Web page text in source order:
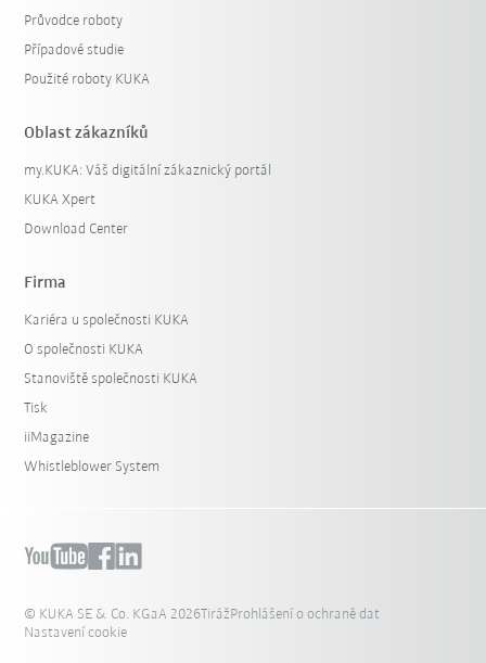
Průvodce roboty
Případové studie
Použité roboty KUKA
Oblast zákazníků
my.KUKA: Váš digitální zákaznický portál
KUKA Xpert
Download Center
Firma
Kariéra u společnosti KUKA
O společnosti KUKA
Stanoviště společnosti KUKA
Tisk
iiMagazine
Whistleblower System
© KUKA SE & Co. KGaA 2026TirážProhlášení o ochraně dat
Nastavení cookie